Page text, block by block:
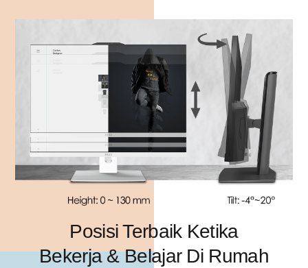
Posisi Terbaik Ketika
Bekerja & Belajar Di Rumah